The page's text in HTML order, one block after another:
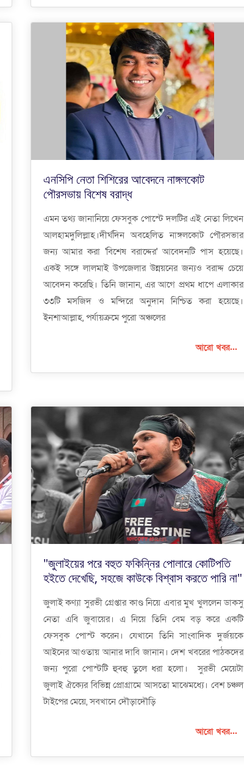
এনসিপি নেতা শিশিরের আবেদনে নাঙ্গলকোট
পৌরসভায় বিশেষ বরাদ্ধ
এমন তথ্য জানানিয়ে ফেসবুক পোস্টে দলটির এই নেতা লিখেন
আলহামদুলিল্লাহ।দীর্ঘদিন অবহেলিত নাঙ্গলকোট পৌরসভার
জন্য আমার করা 'বিশেষ বরাদ্দের' আবেদনটি পাস হয়েছে।
একই সঙ্গে লালমাই উপজেলার উন্নয়নের জন্যও বরাদ্দ চেয়ে
আবেদন করেছি। তিনি জানান, এর আগে প্রথম ধাপে এলাকার
৩৩টি মসজিদ ও মন্দিরে অনুদান নিশ্চিত করা হয়েছে।
ইনশাআল্লাহ, পর্যায়ক্রমে পুরো অঞ্চলের
আরো খবর...
"জুলাইয়ের পরে বহুত ফকিন্নির পোলারে কোটিপতি
হইতে দেখেছি, সহজে কাউকে বিশ্বাস করতে পারি না"
জুলাই কণ্যা সুরভী গ্রেপ্তার কাণ্ড নিয়ে এবার মুখ খুললেন ডাকসু
নেতা এবি জুবায়ের। এ নিয়ে তিনি বেম বড় করে একটি
ফেসবুক পোস্ট করেন। যেখানে তিনি সাংবাদিক দুর্জয়কে
আইনের আওতায় আনার দাবি জানান। দেশ খবরের পাঠকদের
জন্য পুরো পোস্টটি হুবহু তুলে ধরা হলো। সুরভী মেয়েটা
জুলাই ঐক্যের বিভিন্ন প্রোগ্রামে আসতো মাঝেমধ্যে। বেশ চঞ্চল
টাইপের মেয়ে, সবখানে দৌড়াদৌড়ি
আরো খবর...